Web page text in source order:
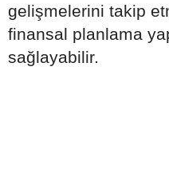
gelişmelerini takip
finansal planlama
sağlayabilir.